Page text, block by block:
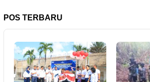
POS TERBARU